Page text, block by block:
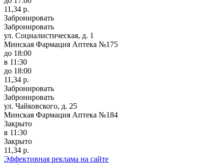
11,34 р.
Забронировать
Забронировать
ул. Социалистическая, д. 1
Минская Фармация Аптека №175
до 18:00
в 11:30
до 18:00
11,34 р.
Забронировать
Забронировать
ул. Чайковского, д. 25
Минская Фармация Аптека №184
Закрыто
в 11:30
Закрыто
11,34 р.
Эффективная реклама на сайте